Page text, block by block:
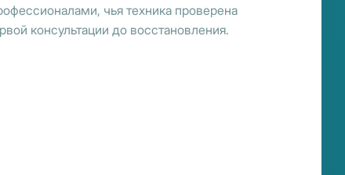
чья техника проверена
консультации до восстановления.